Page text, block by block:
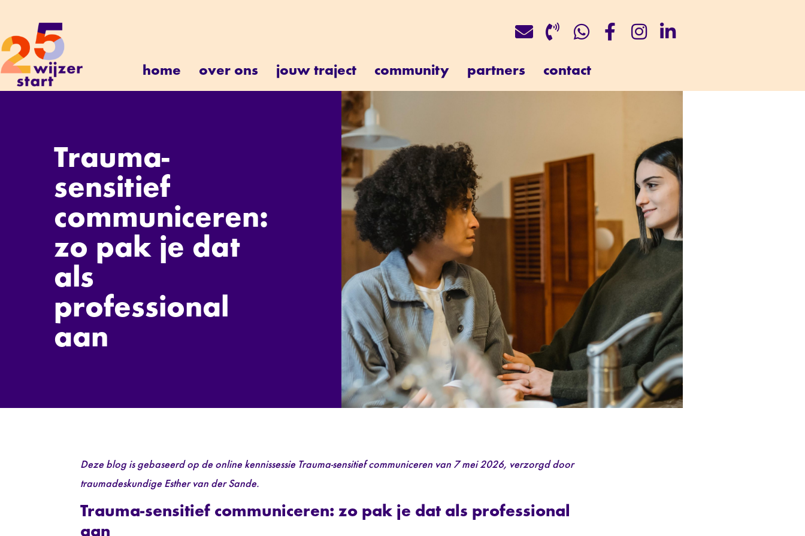
home over ons jouw traject community partners contact
Trauma-
sensitief
communiceren:
zo pak je dat
als
professional
aan
Deze blog is gebaseerd op de online kennissessie Trauma-sensitief communiceren van 7 mei 2026, verzorgd door
traumadeskundige Esther van der Sande.
Trauma-sensitief communiceren: zo pak je dat als professional
aan